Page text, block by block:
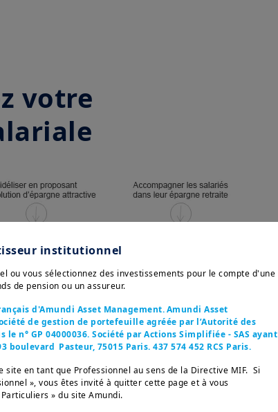
votre
de
mesure
institutionnel
ou vous sélectionnez des investissements pour le compte d'une
de pension ou un assureur.
d'Amundi Asset Management. Amundi Asset
de gestion de portefeuille agréée par l’Autorité des
le n° GP 04000036. Société par Actions Simplifiée - SAS ayant
boulevard Pasteur, 75015 Paris. 437 574 452 RCS Paris.
site en tant que Professionnel au sens de la Directive MIF. Si
», vous êtes invité à quitter cette page et à vous
» du site Amundi.